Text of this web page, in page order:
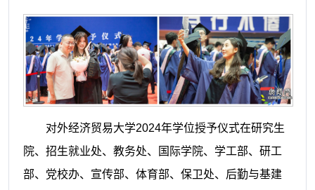
对外经济贸易大学2024年学位授予仪式在研究生
院、招生就业处、教务处、国际学院、学工部、研工
部、党校办、宣传部、体育部、保卫处、后勤与基建